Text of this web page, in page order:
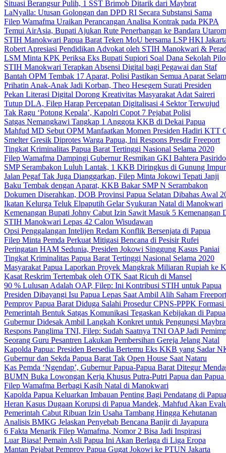
Situasi Berangsur Pulih, 1 SST Brimob Ditarik dari Maybrat
LaNyalla: Utusan Golongan dan DPD RI Secara Substansi Sama
Filep Wamafma Uraikan Perancangan Analisa Kontrak pada PKPA
Temui AirAsia, Bupati Ajukan Rute Penerbangan ke Bandara Utarom
STIH Manokwari Papua Barat Teken MoU bersama LSP HKI
Robert Apresiasi Pendidikan Advokat oleh STIH Manokwari &
LSM Minta KPK Periksa Eks Bupati Supiori Soal Dana Sekolah
STIH Manokwari Terapkan Absensi Digital bagi Pegawai dan Staf
Bantah OPM Tembak 17 Aparat, Polisi Pastikan Semua Aparat
Prihatin Anak-Anak Jadi Korban, Theo Hesegem Surati Presiden
Pekan Literasi Digital Dorong Kreativitas Masyarakat Adat Saireri
Tutup DLA, Filep Harap Percepatan Digitalisasi 4 Sektor Terwujud
Tak Ragu ‘Potong Kepala’, Kapolri Copot 7 Pejabat Polisi
Satgas Nemangkawi Tangkap 1 Anggota KKB di Dekai Papua
Mahfud MD Sebut OPM Manfaatkan Momen Presiden Hadiri KTT
Smelter Gresik Diprotes Warga Papua, Ini Respons Presdir Freeport
Tingkat Kriminalitas Papua Barat Tertinggi Nasional Selama 2020
Filep Wamafma Dampingi Gubernur Resmikan GKI Bahtera Pasirido
SMP Serambakon Luluh Lantak, 1 KKB Diringkus di Gunung
Jalan Pegaf Tak Juga Dianggarkan, Filep Minta Jokowi Tepati Janji
Baku Tembak dengan Aparat, KKB Bakar SMP N Serambakon
Dokumen Diserahkan, DOB Provinsi Papua Selatan Dibahas Awal
Ikatan Kelurga Teluk Elpaputih Gelar Syukuran Natal di Manokwari
Kemenangan Bupati Johny Cabut Izin Sawit Masuk 5 Kemenangan
STIH Manokwari Lepas 42 Calon Wisudawan
Opsi Penggalangan Intelijen Redam Konflik Bersenjata di Papua
Filep Minta Pemda Perkuat Mitigasi Bencana di Pesisir Rufei
Peringatan HAM Sedunia, Presiden Jokowi Singgung Kasus Paniai
Tingkat Kriminalitas Papua Barat Tertinggi Nasional Selama 2020
Masyarakat Papua Laporkan Proyek Mangkrak Miliaran Rupiah ke
Kasat Reskrim Tertembak oleh OTK Saat Ricuh di Mansel
90 % Lulusan Adalah OAP, Filep: Ini Kontribusi STIH untuk Papua
Presiden Dibayangi Isu Papua Lepas Saat Ambil Alih Saham Freeport
Pemprov Papua Barat Diduga Salahi Prosedur CPNS-PPPK Formasi
Pemerintah Bentuk Satgas Komunikasi Tegaskan Kebijakan di Papua
Gubernur Didesak Ambil Langkah Konkret untuk Pengungsi
Respons Panglima TNI, Filep: Sudah Saatnya TNI OAP Jadi
Seorang Guru Pesantren Lakukan Pembersihan Gereja Jelang Natal
Kapolda Papua: Presiden Bersedia Bertemu Eks KKB yang Sadar
Gubernur dan Sekda Papua Barat Tak Open House Saat Nataru
Kas Pemda ‘Ngendap’, Gubernur Papua-Papua Barat Ditegur
BUMN Buka Lowongan Kerja Khusus Putra-Putri Papua dan Papua
Filep Wamafma Berbagi Kasih Natal di Manokwari
Kapolda Papua Keluarkan Imbauan Penting Bagi Pendatang di Papua
Heran Kasus Dugaan Korupsi di Papua Mandek, Mahfud Akan
Pemerintah Cabut Ribuan Izin Usaha Tambang Hingga Kehutanan
Analisis BMKG Jelaskan Penyebab Bencana Banjir di Jayapura
6 Fakta Menarik Filep Wamafma, Nomor 2 Bisa Jadi Inspirasi
Luar Biasa! Pemain Asli Papua Ini Akan Berlaga di Liga Eropa
Mantan Pejabat Pemprov Papua Gugat Jokowi ke PTUN Jakarta